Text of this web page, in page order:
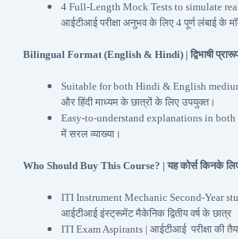
4 Full-Length Mock Tests to simulate
आईटीआई परीक्षा अनुभव के लिए 4 पूर्ण लंबाई के
Bilingual Format (English & Hindi) | द्विभाषी
Suitable for both Hindi & English
और हिंदी माध्यम के छात्रों के लिए उपयुक्त।
Easy-to-understand explanations in both
में सरल व्याख्या।
Who Should Buy This Course? | यह कोर्स किनके
ITI Instrument Mechanic Second-Year
आईटीआई इंस्ट्रूमेंट मैकेनिक द्वितीय वर्ष के छात्र
ITI Exam Aspirants | आईटीआई परीक्षा की